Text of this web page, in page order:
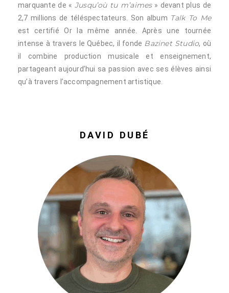
marquante de « Jusqu’où tu m’aimes» devant plus de
2,7 millions de téléspectateurs. Son album Talk To Me
est certifié Or la même année. Après une tournée
intense à travers le Québec, il fonde Bazinet Studio, où
il combine production musicale et enseignement,
partageant aujourd’hui sa passion avec ses élèves ainsi
qu’à travers l’accompagnement artistique.
DAVID DUBÉ